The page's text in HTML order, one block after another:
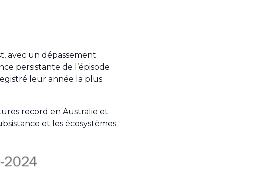
avec un dépassement
persistante de l’épisode
leur année la plus
record en Australie et
et les écosystèmes.